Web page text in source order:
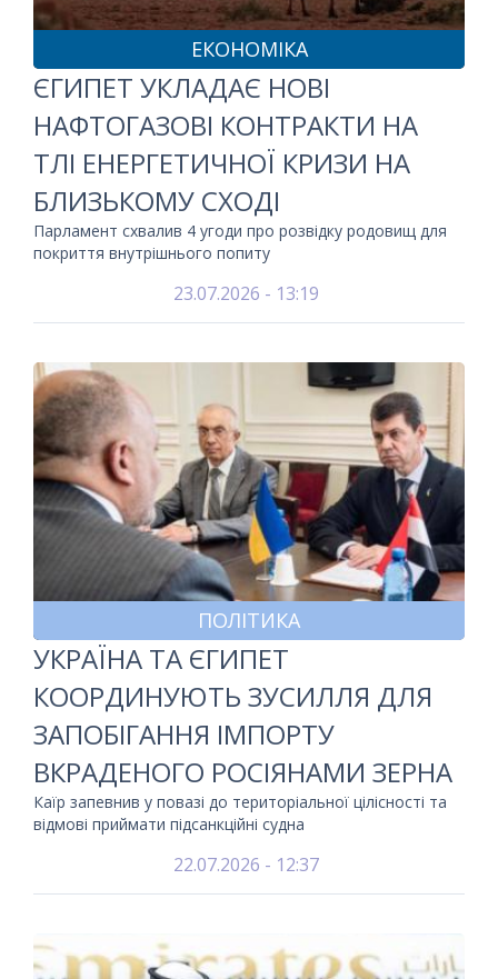
ЕКОНОМІКА
ЄГИПЕТ УКЛАДАЄ НОВІ
НАФТОГАЗОВІ КОНТРАКТИ НА
ТЛІ ЕНЕРГЕТИЧНОЇ КРИЗИ НА
БЛИЗЬКОМУ СХОДІ
Парламент схвалив 4 угоди про розвідку родовищ для
покриття внутрішнього попиту
23.07.2026 - 13:19
ПОЛІТИКА
УКРАЇНА ТА ЄГИПЕТ
КООРДИНУЮТЬ ЗУСИЛЛЯ ДЛЯ
ЗАПОБІГАННЯ ІМПОРТУ
ВКРАДЕНОГО РОСІЯНАМИ ЗЕРНА
Каїр запевнив у повазі до територіальної цілісності та
відмові приймати підсанкційні судна
22.07.2026 - 12:37